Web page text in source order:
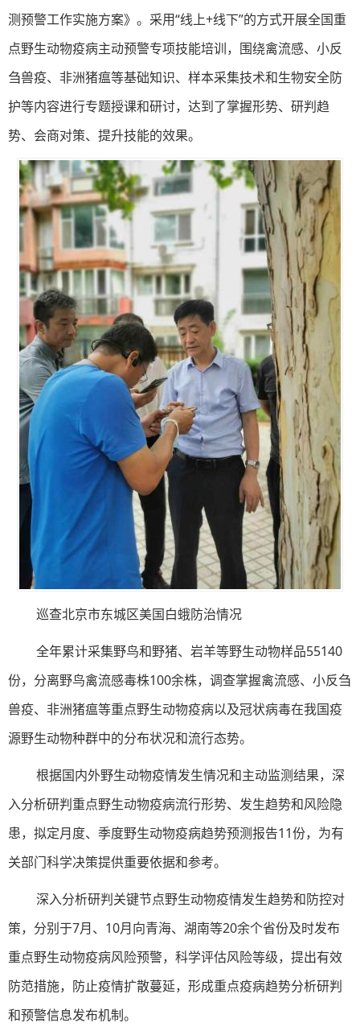
测预警工作实施方案》。采用“线上+线下”的方式开展全国重
点野生动物疫病主动预警专项技能培训，围绕禽流感、小反
刍兽疫、非洲猪瘟等基础知识、样本采集技术和生物安全防
护等内容进行专题授课和研讨，达到了掌握形势、研判趋
势、会商对策、提升技能的效果。
巡查北京市东城区美国白蛾防治情况
全年累计采集野鸟和野猪、岩羊等野生动物样品55140
份，分离野鸟禽流感毒株100余株，调查掌握禽流感、小反刍
兽疫、非洲猪瘟等重点野生动物疫病以及冠状病毒在我国疫
源野生动物种群中的分布状况和流行态势。
根据国内外野生动物疫情发生情况和主动监测结果，深
入分析研判重点野生动物疫病流行形势、发生趋势和风险隐
患，拟定月度、季度野生动物疫病趋势预测报告11份，为有
关部门科学决策提供重要依据和参考。
深入分析研判关键节点野生动物疫情发生趋势和防控对
策，分别于7月、10月向青海、湖南等20余个省份及时发布
重点野生动物疫病风险预警，科学评估风险等级，提出有效
防范措施，防止疫情扩散蔓延，形成重点疫病趋势分析研判
和预警信息发布机制。